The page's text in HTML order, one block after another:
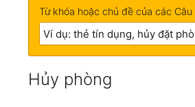
Từ khóa hoặc chủ đề của các
Hủy phòng